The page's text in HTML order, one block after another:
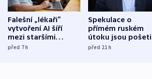
Falešní „lékaři“
vytvoření AI šíří
mezi staršími
Poláky nebezpečné
před 7h
Spekulace o
přímém ruském
útoku jsou
míní estonský
před 21h